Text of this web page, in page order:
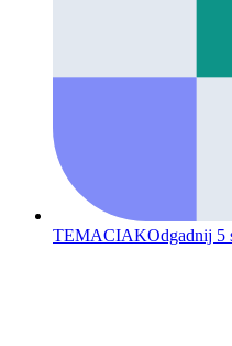
TEMACIAKOdgadnij 5